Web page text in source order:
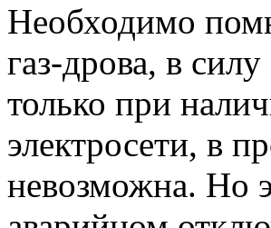
Необходимо
газ-дрова, в
только при
электросети, в
невозможна. Но